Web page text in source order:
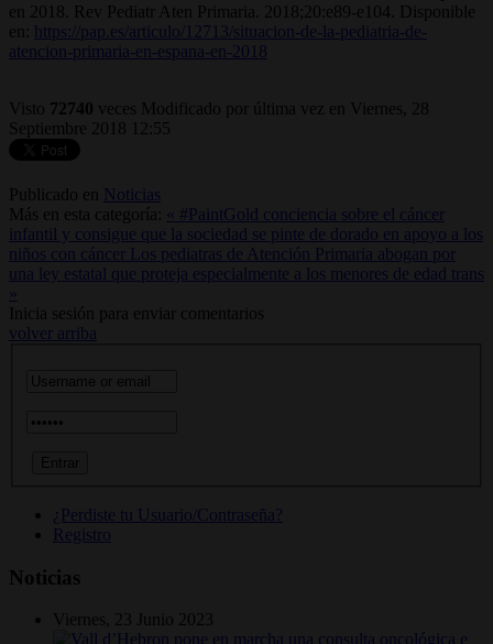
en 2018. Rev Pediatr Aten Primaria. 2018;20:e89-e104. Disponible
en:
https://pap.es/articulo/12713/situacion-de-la-pediatria-de-
atencion-primaria-en-espana-en-2018
Visto 72740 veces Modificado por última vez en Viernes, 28
Septiembre 2018 12:55
Publicado en
Noticias
Más en esta categoría: « #PaintGold conciencia sobre el cáncer
infantil y consigue que la sociedad se pinte de dorado en apoyo a los
niños con cáncer
Los pediatras de Atención Primaria abogan por
una ley estatal que proteja especialmente a los menores de edad trans
»
Inicia sesión para enviar comentarios
volver arriba
¿Perdiste tu Usuario/Contraseña?
Registro
Noticias
Viernes, 23 Junio 2023